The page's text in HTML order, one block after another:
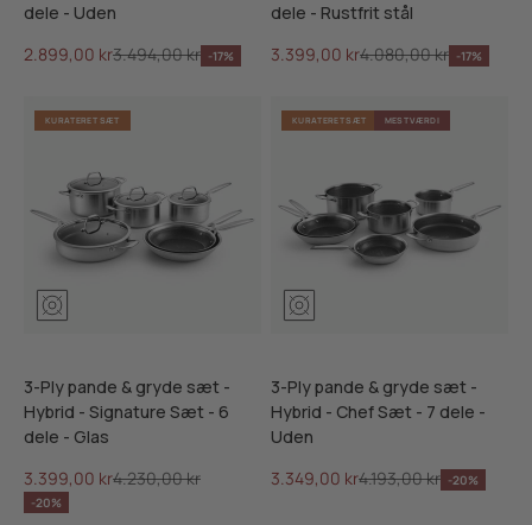
dele - Uden
Salgspris
2.899,00 krNormalpris
3.494,00 kr -17%
dele - Rustfrit stål
Salgspris
3.399,00 krNormalpris
4.080,00 kr -17%
KURATERET SÆT
3-Ply pande & gryde sæt -
Hybrid - Signature Sæt - 6
dele - Glas
Salgspris
3.399,00 krNormalpris
4.230,00 kr
-20%
KURATERET SÆT MEST VÆRDI
3-Ply pande & gryde sæt -
Hybrid - Chef Sæt - 7 dele -
Uden
Salgspris
3.349,00 krNormalpris
4.193,00 kr -20%